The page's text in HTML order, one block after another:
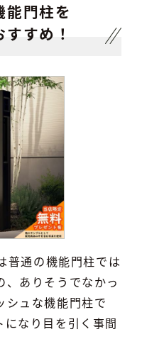
能門柱を
すめ！
普通の機能門柱では
ありそうでなかっ
シュな機能門柱で
なり目を引く事間